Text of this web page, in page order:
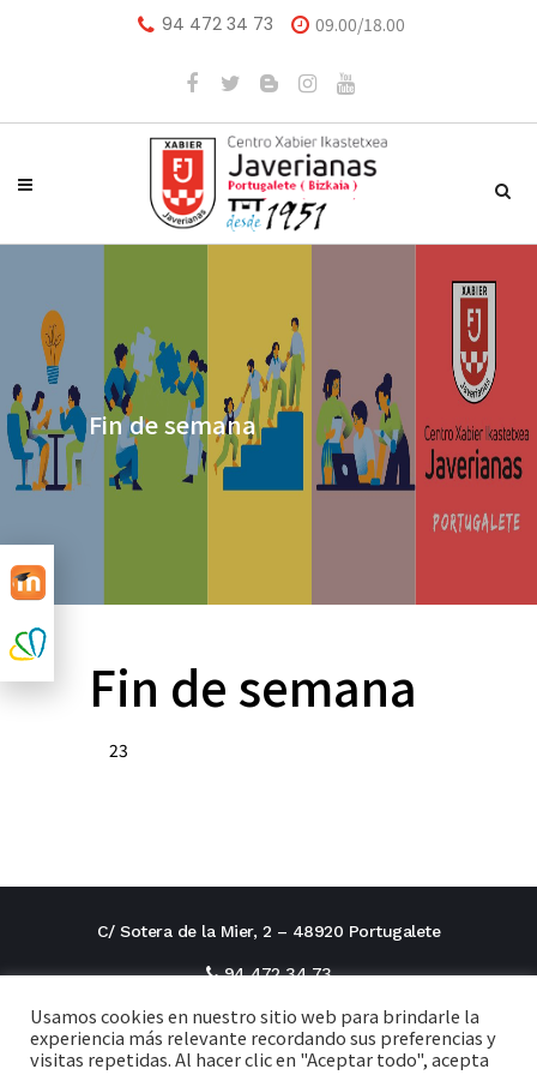
94 472 34 73 09.00/18.00
Fin de semana
Fin de semana
23
C/ Sotera de la Mier, 2 – 48920 Portugalete
94 472 34 73
direcciontitular@cxi.fjaverianas.com
secretaria@cxi.fjaverianas.com
Usamos cookies en nuestro sitio web para brindarle la
experiencia más relevante recordando sus preferencias y
visitas repetidas. Al hacer clic en "Aceptar todo", acepta